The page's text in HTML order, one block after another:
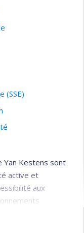
(SSE)
Yan Kestens sont
active et
aux
et la santé mentale.